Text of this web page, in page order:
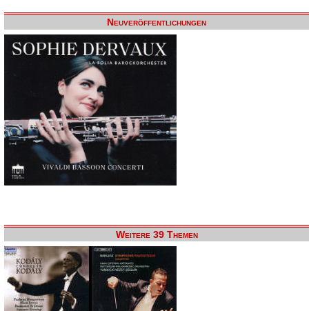
Neuveröffentlichungen
Weitere 39 Themen